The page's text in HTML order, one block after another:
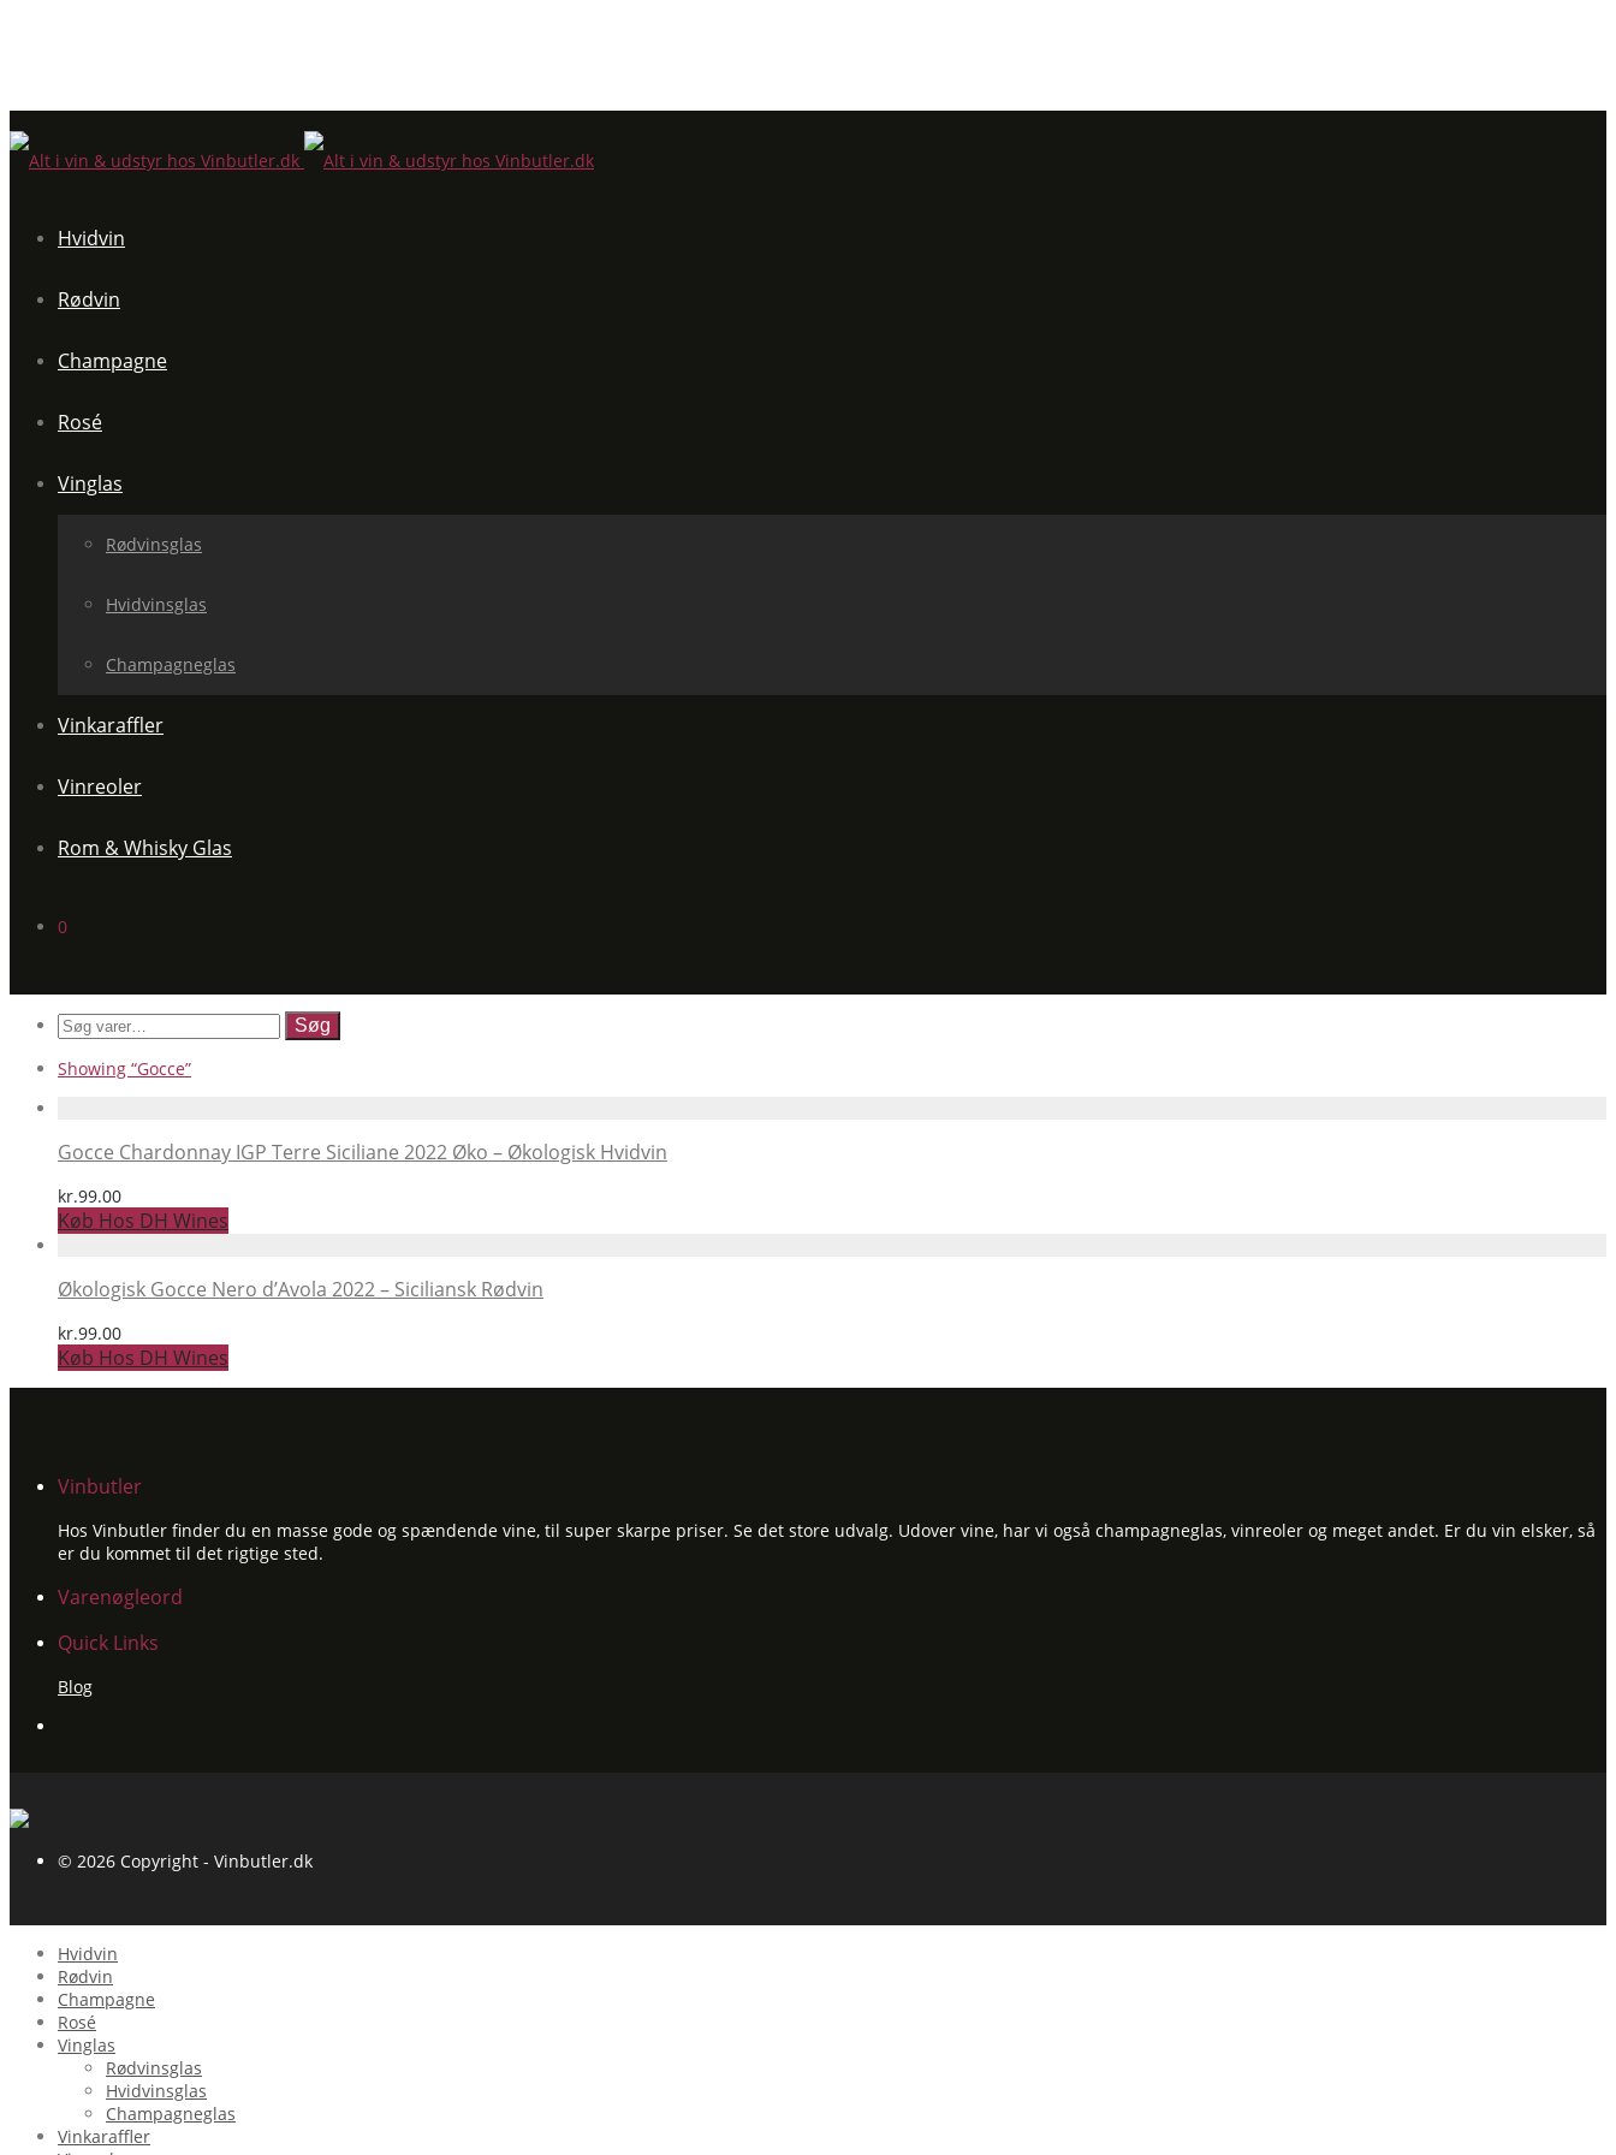
Hvidvin
Rødvin
Champagne
Rosé
Vinglas
Rødvinsglas
Hvidvinsglas
Champagneglas
Vinkaraffler
Vinreoler
Rom & Whisky Glas
0
Søg
efter:
Showing “Gocce”
Gocce Chardonnay IGP Terre Siciliane 2022 Øko – Økologisk Hvidvin
kr.99.00
Køb Hos DH Wines
Økologisk Gocce Nero d’Avola 2022 – Siciliansk Rødvin
kr.99.00
Køb Hos DH Wines
Vinbutler
Hos Vinbutler finder du en masse gode og spændende vine, til super skarpe priser. Se det store udvalg. Udover vine, har vi også champagneglas, vinreoler og meget andet. Er du vin elsker, så
er du kommet til det rigtige sted.
Varenøgleord
Quick Links
Blog
© 2026 Copyright - Vinbutler.dk
Hvidvin
Rødvin
Champagne
Rosé
Vinglas
Rødvinsglas
Hvidvinsglas
Champagneglas
Vinkaraffler